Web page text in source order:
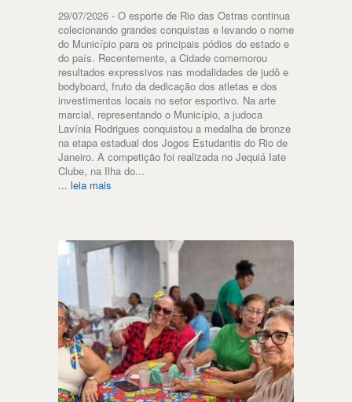
29/07/2026 - O esporte de Rio das Ostras continua
colecionando grandes conquistas e levando o nome
do Município para os principais pódios do estado e
do país. Recentemente, a Cidade comemorou
resultados expressivos nas modalidades de judô e
bodyboard, fruto da dedicação dos atletas e dos
investimentos locais no setor esportivo. Na arte
marcial, representando o Município, a judoca
Lavínia Rodrigues conquistou a medalha de bronze
na etapa estadual dos Jogos Estudantis do Rio de
Janeiro. A competição foi realizada no Jequiá Iate
Clube, na Ilha do...
... leia mais